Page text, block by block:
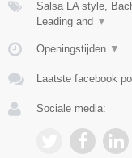
Salsa LA style,
Leading and ▼
Openingstijden ▼
Laatste facebook
Sociale media: